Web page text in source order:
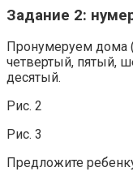
Задание 2:
Пронумеруем дома
четвертый, пятый,
десятый.
Рис. 2
Рис. 3
Предложите